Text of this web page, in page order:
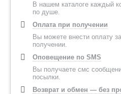
В нашем каталоге каждый
по душе.
Оплата при получении
Вы можете внести оплату
получении.
Оповещение по SMS
Вы получаете смс
посылки.
Возврат и обмен — без